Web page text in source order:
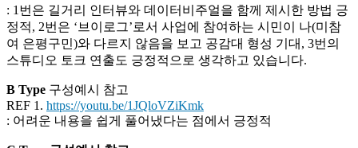
: 1번은 길거리 인터뷰와 데이터비주얼을 함께 제시한 방법 긍
정적, 2번은 ‘브이로그’로서 사업에 참여하는 시민이 나(미참
여 은평구민)와 다르지 않음을 보고 공감대 형성 기대, 3번의
스튜디오 토크 연출도 긍정적으로 생각하고 있습니다.
B Type 구성예시 참고
REF 1. https://youtu.be/1JQloVZiKmk
: 어려운 내용을 쉽게 풀어냈다는 점에서 긍정적